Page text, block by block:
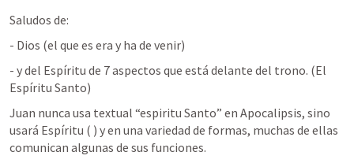
Saludos de:
- Dios (el que es era y ha de venir)
- y del Espíritu de 7 aspectos que está delante del trono. (El
Espíritu Santo)
Juan nunca usa textual “espiritu Santo” en Apocalipsis, sino
usará Espíritu ( ) y en una variedad de formas, muchas de ellas
comunican algunas de sus funciones.